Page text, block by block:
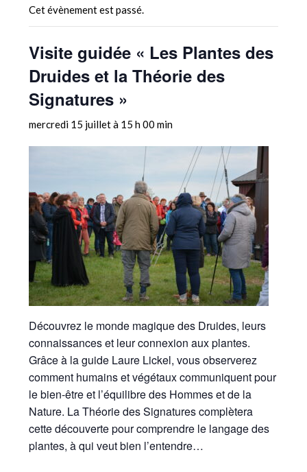
Cet évènement est passé.
Visite guidée « Les Plantes des
Druides et la Théorie des
Signatures »
mercredi 15 juillet à 15 h 00 min
Découvrez le monde magique des Druides, leurs
connaissances et leur connexion aux plantes.
Grâce à la guide Laure Lickel, vous observerez
comment humains et végétaux communiquent pour
le bien-être et l’équilibre des Hommes et de la
Nature. La Théorie des Signatures complètera
cette découverte pour comprendre le langage des
plantes, à qui veut bien l’entendre…